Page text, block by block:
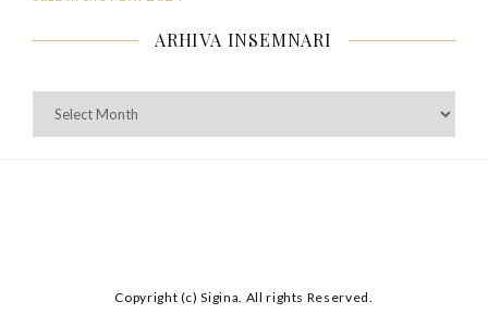
ARHIVA INSEMNARI
Insemnari
Copyright (c) Sigina. All rights Reserved.